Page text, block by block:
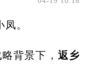
。
背景下， 返乡